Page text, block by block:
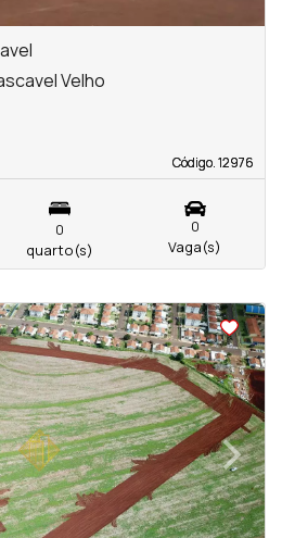
Código. 12976
Código. 12976
Velho
0
quarto(s)
0
Vaga(s)
›
Next